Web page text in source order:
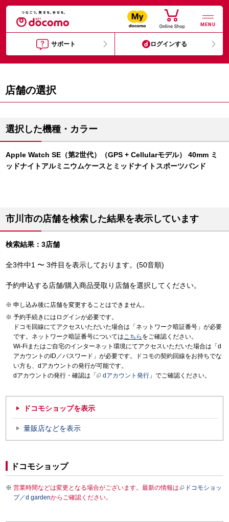
MENU
サポート ログインする
店舗の選択
選択した機種・カラー
Apple Watch SE（第2世代）（GPS + Cellularモデル） 40mm ミ
ッドナイトアルミニウムケースとミッドナイトスポーツバンド
市川市の店舗を検索した結果を表示しています
検索結果：3店舗
全3件中1 〜 3件目を表示しております。(50音順)
予約申込する店舗/購入商品受取り店舗を選択してください。
申し込み後に店舗を変更することはできません。
予約手続きにはログインが必要です。
ドコモ回線にてアクセスいただいた場合は「ネットワーク暗証番号」が必要
です。ネットワーク暗証番号についてはこちら をご確認ください。
Wi-Fiまたはご自宅のインターネット環境にてアクセスいただいた場合は「d
アカウントのID／パスワード」が必要です。ドコモの契約回線をお持ちでな
い方も、dアカウントの発行が可能です。
dアカウントの発行・確認は「
dアカウント発行 」でご確認ください。
ドコモショップを表示
量販店などを表示
ドコモショップ
営業時間などは変更となる場合がございます。最新の情報は
ドコモショッ
プ／d gardenからご確認ください。